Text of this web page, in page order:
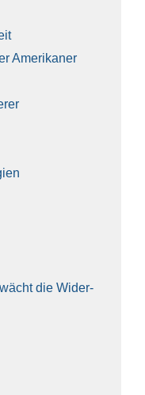
Ame­ri­ka­ner
die Wider­